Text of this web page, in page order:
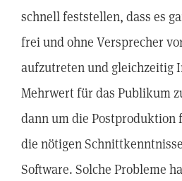
schnell feststellen, dass es
frei und ohne Versprecher
aufzutreten und gleichzeitig
Mehrwert für das Publikum
dann um die Postproduktion
die nötigen
Software. Solche Probleme